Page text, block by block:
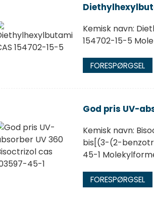
Kemisk navn:
154702-15-5
FORESPØRGSEL
God pris UV-
Kemisk navn:
bis[(3-(2-
45-1
FORESPØRGSEL